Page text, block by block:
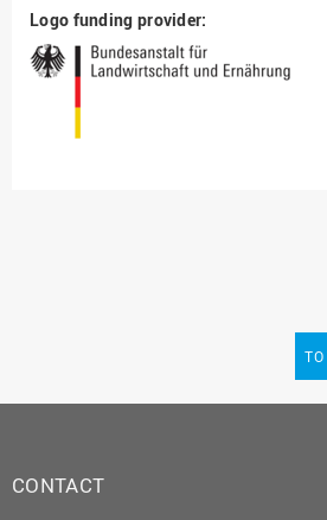
Logo funding provider:
CONTACT